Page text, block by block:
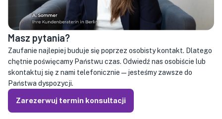
Masz pytania?
Zaufanie najlepiej buduje się poprzez osobisty kontakt. Dlatego
chętnie poświęcamy Państwu czas. Odwiedź nas osobiście lub
skontaktuj się z nami telefonicznie — jesteśmy zawsze do
Państwa dyspozycji.
Zarezerwuj termin konsultacji